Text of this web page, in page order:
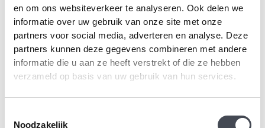
en om ons websiteverkeer te analyseren. Ook delen we
informatie over uw gebruik van onze site met onze
partners voor social media, adverteren en analyse. Deze
partners kunnen deze gegevens combineren met andere
informatie die u aan ze heeft verstrekt of die ze hebben
verzameld op basis van uw gebruik van hun services.
Noodzakelijk
Forbo Allura Wood
60288DR7/60288DR5/60288DR4 light
giant oak
€27.00 - €36.95Prijsklasse:
€27.00
m 2
MEER INFORMATIE